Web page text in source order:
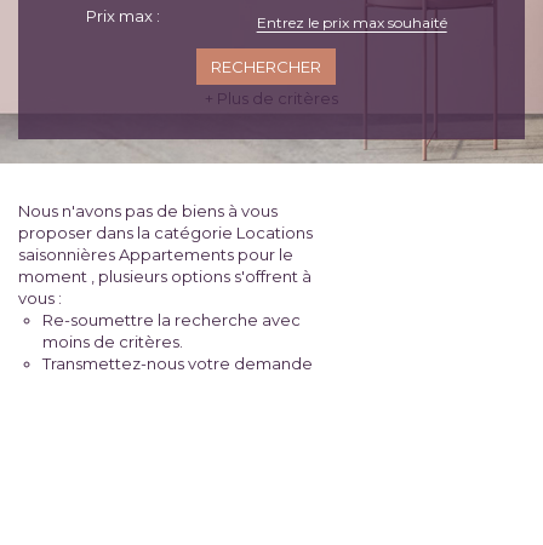
Prix max :
+ Plus de critères
Nous n'avons pas de biens à vous
proposer dans la catégorie Locations
saisonnières Appartements pour le
moment , plusieurs options s'offrent à
vous :
Re-soumettre la recherche avec
moins de critères.
Transmettez-nous votre demande